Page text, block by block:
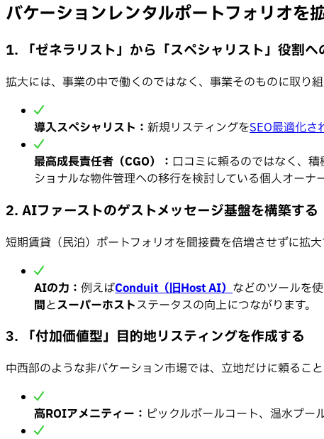
バケーションレンタルポートフォリオを
1. 「ゼネラリスト」から「スペシャリスト」役割へ
拡大には、事業の中で働くのではなく、事業そのものに取り
導入スペシャリスト： 新規リスティングをSEO最適化さ
最高成長責任者（CGO）： 口コミに頼るのではなく、
ショナルな物件管理への移行を検討している個人オーナ
2. AIファーストのゲストメッセージ基盤を構築する
短期賃貸（民泊）ポートフォリオを間接費を倍増させずに拡大
AIの力： 例えばConduit（旧Host AI） などのツールを使
間とスーパーホストステータスの向上につながります。
3. 「付加価値型」目的地リスティングを作成する
中西部のような非バケーション市場では、立地だけに頼ること
高ROIアメニティー： ピックルボールコート、温水プー